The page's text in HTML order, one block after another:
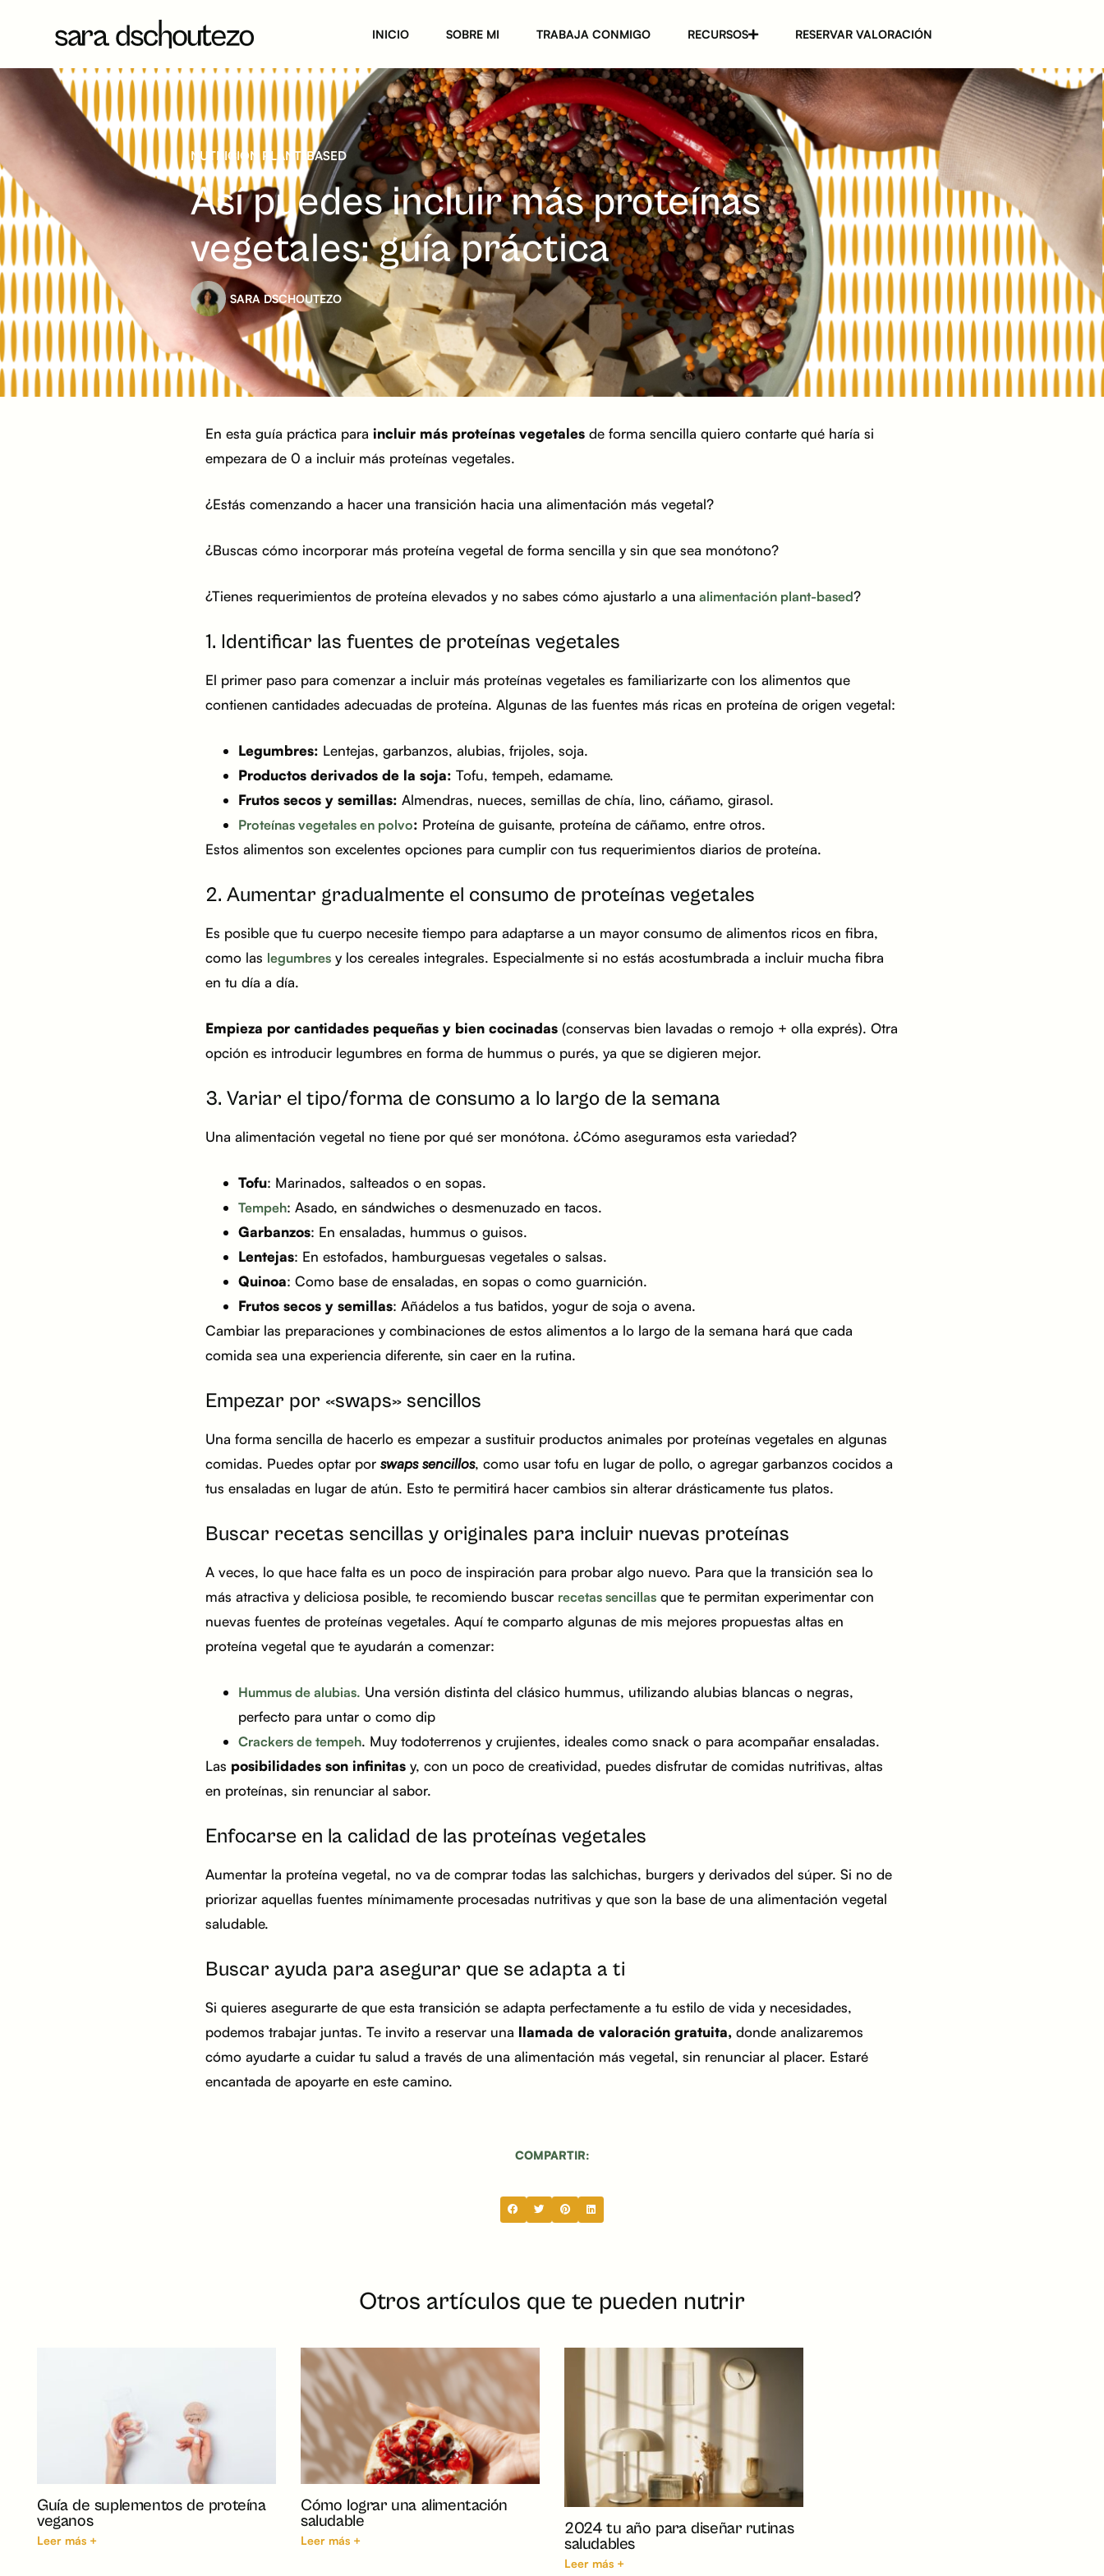
INICIO SOBRE MI TRABAJA CONMIGO RECURSOS RESERVAR VALORACIÓN
NUTRICIÓN PLANT-BASED
Así puedes incluir más proteínas
vegetales: guía práctica
SARA DSCHOUTEZO
En esta guía práctica para incluir más proteínas vegetales de forma sencilla quiero contarte qué haría si
empezara de 0 a incluir más proteínas vegetales.
¿Estás comenzando a hacer una transición hacia una alimentación más vegetal?
¿Buscas cómo incorporar más proteína vegetal de forma sencilla y sin que sea monótono?
¿Tienes requerimientos de proteína elevados y no sabes cómo ajustarlo a una alimentación plant-based?⁣⁣
1. Identificar las fuentes de proteínas vegetales
El primer paso para comenzar a incluir más proteínas vegetales es familiarizarte con los alimentos que
contienen cantidades adecuadas de proteína. Algunas de las fuentes más ricas en proteína de origen vegetal:
Legumbres: Lentejas, garbanzos, alubias, frijoles, soja.
Productos derivados de la soja: Tofu, tempeh, edamame.
Frutos secos y semillas: Almendras, nueces, semillas de chía, lino, cáñamo, girasol.
Proteínas vegetales en polvo: Proteína de guisante, proteína de cáñamo, entre otros.
Estos alimentos son excelentes opciones para cumplir con tus requerimientos diarios de proteína.
2. Aumentar gradualmente el consumo de proteínas vegetales
Es posible que tu cuerpo necesite tiempo para adaptarse a un mayor consumo de alimentos ricos en fibra,
como las legumbres y los cereales integrales. Especialmente si no estás acostumbrada a incluir mucha fibra
en tu día a día.
Empieza por cantidades pequeñas y bien cocinadas (conservas bien lavadas o remojo + olla exprés). Otra
opción es introducir legumbres en forma de hummus o purés, ya que se digieren mejor.
3. Variar el tipo/forma de consumo a lo largo de la semana
Una alimentación vegetal no tiene por qué ser monótona. ¿Cómo aseguramos esta variedad?
Tofu: Marinados, salteados o en sopas.
Tempeh: Asado, en sándwiches o desmenuzado en tacos.
Garbanzos: En ensaladas, hummus o guisos.
Lentejas: En estofados, hamburguesas vegetales o salsas.
Quinoa: Como base de ensaladas, en sopas o como guarnición.
Frutos secos y semillas: Añádelos a tus batidos, yogur de soja o avena.
Cambiar las preparaciones y combinaciones de estos alimentos a lo largo de la semana hará que cada
comida sea una experiencia diferente, sin caer en la rutina.
Empezar por «swaps» sencillos
Una forma sencilla de hacerlo es empezar a sustituir productos animales por proteínas vegetales en algunas
comidas. Puedes optar por swaps sencillos, como usar tofu en lugar de pollo, o agregar garbanzos cocidos a
tus ensaladas en lugar de atún. Esto te permitirá hacer cambios sin alterar drásticamente tus platos.
Buscar recetas sencillas y originales para incluir nuevas proteínas
A veces, lo que hace falta es un poco de inspiración para probar algo nuevo. Para que la transición sea lo
más atractiva y deliciosa posible, te recomiendo buscar recetas sencillas que te permitan experimentar con
nuevas fuentes de proteínas vegetales. Aquí te comparto algunas de mis mejores propuestas altas en
proteína vegetal que te ayudarán a comenzar:
Hummus de alubias. Una versión distinta del clásico hummus, utilizando alubias blancas o negras,
perfecto para untar o como dip
Crackers de tempeh. Muy todoterrenos y crujientes, ideales como snack o para acompañar ensaladas.
Las posibilidades son infinitas y, con un poco de creatividad, puedes disfrutar de comidas nutritivas, altas
en proteínas, sin renunciar al sabor.
Enfocarse en la calidad de las proteínas vegetales
Aumentar la proteína vegetal, no va de comprar todas las salchichas, burgers y derivados del súper. Si no de
priorizar aquellas fuentes mínimamente procesadas nutritivas y que son la base de una alimentación vegetal
saludable.
Buscar ayuda para asegurar que se adapta a ti
Si quieres asegurarte de que esta transición se adapta perfectamente a tu estilo de vida y necesidades,
podemos trabajar juntas. Te invito a reservar una llamada de valoración gratuita, donde analizaremos
cómo ayudarte a cuidar tu salud a través de una alimentación más vegetal, sin renunciar al placer. Estaré
encantada de apoyarte en este camino.
COMPARTIR:
Otros artículos que te pueden nutrir
Guía de suplementos de proteína
veganos
Leer más +
Cómo lograr una alimentación
saludable
Leer más +
2024 tu año para diseñar rutinas
saludables
Leer más +